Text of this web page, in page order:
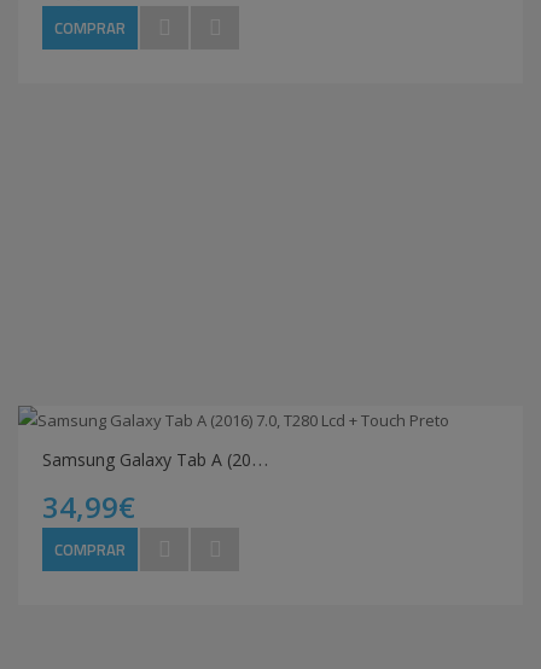
COMPRAR
S
amsung Galaxy Tab A (2016) 7.0, T280 Lcd + Touch Preto
34,99€
COMPRAR